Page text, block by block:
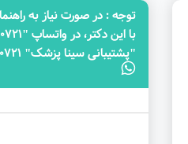
توجه‌ : در صورت نیاز به
"پشتیبانی سینا پزشک" 09301810721 / 09178810721